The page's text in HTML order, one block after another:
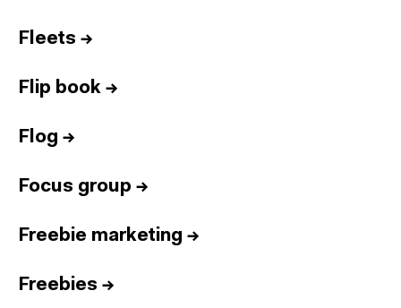
Fleets →
Flip book →
Flog →
Focus group →
Freebie marketing →
Freebies →